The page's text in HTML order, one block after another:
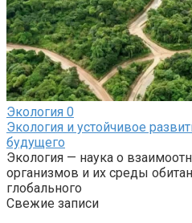
Экология 0
Экология и устойчивое
будущего
Экология — наука о
организмов и их среды
глобального
Свежие записи